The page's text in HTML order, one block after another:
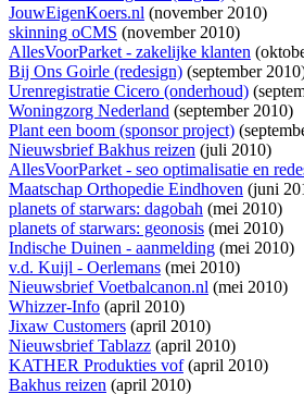
JouwEigenKoers.nl (november 2010)
skinning oCMS (november 2010)
AllesVoorParket - zakelijke klanten
Bij Ons Goirle (redesign) (september
Urenregistratie Cicero (onderhoud)
Woningzorg Nederland (september 2010)
Plant een boom (sponsor project)
Nieuwsbrief Bakhus reizen (juli 2010)
AllesVoorParket - seo optimalisatie en
Maatschap Orthopedie Eindhoven (juni
planets of starwars: dagobah (mei 2010)
planets of starwars: geonosis (mei 2010)
Indische Duinen - aanmelding (mei 2010)
v.d. Kuijl - Oerlemans (mei 2010)
Nieuwsbrief Voetbalcanon.nl (mei 2010)
Whizzer-Info (april 2010)
Jixaw Customers (april 2010)
Nieuwsbrief Tablazz (april 2010)
KATHER Produkties vof(april 2010)
Bakhus reizen (april 2010)